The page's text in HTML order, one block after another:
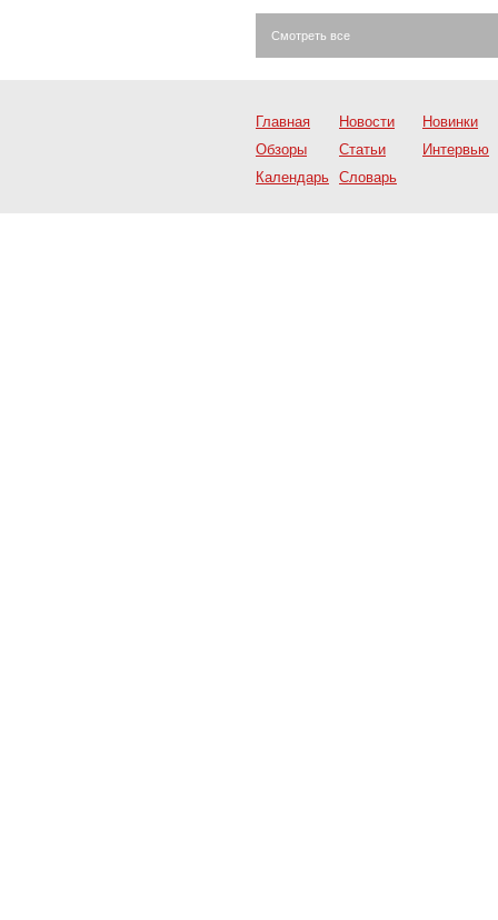
Смотреть все
Главная Новости
Новинки
Обзоры
Статьи
Интервью
Календарь Словарь